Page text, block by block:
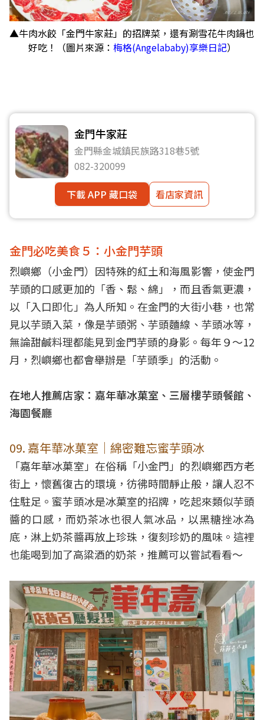
▲牛肉水餃「金門牛家莊」的招牌菜，還有涮雪花牛肉鍋也
好吃！（圖片來源： 梅格(Angelababy)享樂日記）
金門牛家莊
金門縣金城鎮民族路318巷5號
082-320099
下載 APP 藏口袋
看店家資訊
金門必吃美食５：小金門芋頭
烈嶼鄉（小金門）因特殊的紅土和海風影響，使金門
芋頭的口感更加的「香、鬆、綿」，而且香氣更濃，
以「入口即化」為人所知。在金門的大街小巷，也常
見以芋頭入菜，像是芋頭粥、芋頭麵線、芋頭冰等，
無論甜鹹料理都能見到金門芋頭的身影。每年９～12
月，烈嶼鄉也都會舉辦是「芋頭季」的活動。
在地人推薦店家：嘉年華冰菓室、三層樓芋頭餐館、
海園餐廳
09. 嘉年華冰菓室｜綿密難忘蜜芋頭冰
「嘉年華冰菓室」在俗稱「小金門」的烈嶼鄉西方老
街上，懷舊復古的環境，彷彿時間靜止般，讓人忍不
住駐足。蜜芋頭冰是冰菓室的招牌，吃起來類似芋頭
醬的口感，而奶茶冰也很人氣冰品，以黑糖挫冰為
底，淋上奶茶醬再放上珍珠，復刻珍奶的風味。這裡
也能喝到加了高粱酒的奶茶，推薦可以嘗試看看～